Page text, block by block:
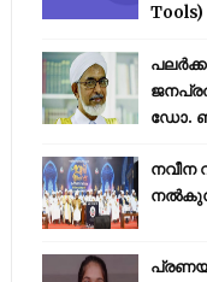
Tools)
ഡോ.
നവീന
പ്രണയ